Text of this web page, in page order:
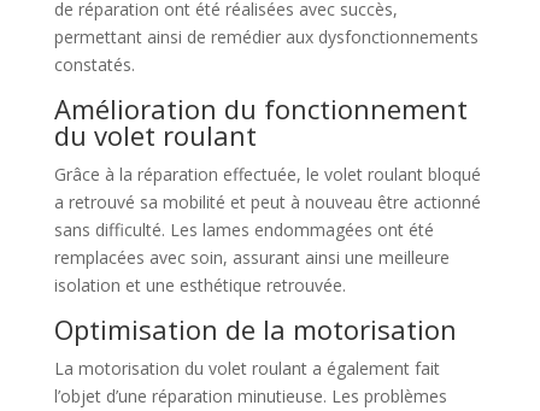
de réparation ont été réalisées avec succès,
permettant ainsi de remédier aux dysfonctionnements
constatés.
Amélioration du fonctionnement
du volet roulant
Grâce à la réparation effectuée, le volet roulant bloqué
a retrouvé sa mobilité et peut à nouveau être actionné
sans difficulté. Les lames endommagées ont été
remplacées avec soin, assurant ainsi une meilleure
isolation et une esthétique retrouvée.
Optimisation de la motorisation
La motorisation du volet roulant a également fait
l’objet d’une réparation minutieuse. Les problèmes